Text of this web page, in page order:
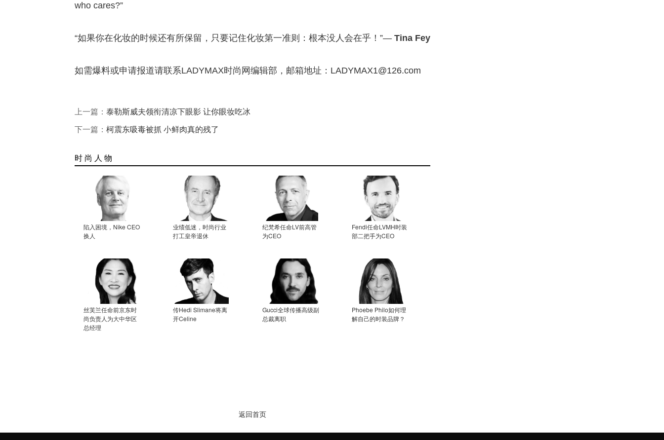
who cares?”
“如果你在化妆的时候还有所保留，只要记住化妆第一准则：根本没人会在乎！”— Tina Fey
如需爆料或申请报道请联系LADYMAX时尚网编辑部，邮箱地址： LADYMAX1@126.com
上一篇： 泰勒斯威夫领衔清凉下眼影 让你眼妆吃冰
下一篇： 柯震东吸毒被抓 小鲜肉真的残了
时 尚 人 物
陷入困境，Nike CEO
换人
业绩低迷，时尚行业
打工皇帝退休
纪梵希任命LV前高管
为CEO
Fendi任命LVMH时装
部二把手为CEO
丝芙兰任命前京东时
尚负责人为大中华区
总经理
传Hedi Slimane将离
开Celine
Gucci全球传播高级副
总裁离职
Phoebe Philo如何理
解自己的时装品牌？
返回首页